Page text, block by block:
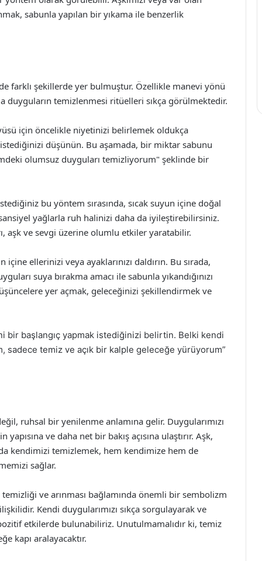
sabunla yapılan bir yıkama ile benzerlik
farklı şekillerde yer bulmuştur. Özellikle manevi yönü
duyguların temizlenmesi ritüelleri sıkça görülmektedir.
için öncelikle niyetinizi belirlemek oldukça
düşünün. Bu aşamada, bir miktar sabunu
olumsuz duyguları temizliyorum" şeklinde bir
bu yöntem sırasında, sıcak suyun içine doğal
yağlarla ruh halinizi daha da iyileştirebilirsiniz.
aşk ve sevgi üzerine olumlu etkiler yaratabilir.
içine ellerinizi veya ayaklarınızı daldırın. Bu sırada,
suya bırakma amacı ile sabunla yıkandığınızı
yer açmak, geleceğinizi şekillendirmek ve
bir başlangıç yapmak istediğinizi belirtin. Belki kendi
sadece temiz ve açık bir kalple geleceğe yürüyorum”
ruhsal bir yenilenme anlamına gelir. Duygularımızı
ve daha net bir bakış açısına ulaştırır. Aşk,
kendimizi temizlemek, hem kendimize hem de
sağlar.
ve arınması bağlamında önemli bir sembolizm
Kendi duygularımızı sıkça sorgulayarak ve
etkilerde bulunabiliriz. Unutulmamalıdır ki, temiz
kapı aralayacaktır.